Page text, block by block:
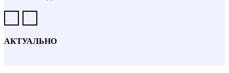
АКТУАЛЬНО